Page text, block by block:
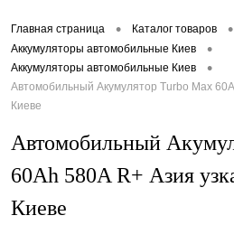
Главная страница • Каталог товаров •
Аккумуляторы автомобильные Киев •
Аккумуляторы автомобильные Киев •
Автомобильный Акумулятор Turbo Max
Киеве
Автомобильный
60Ah 580A R+ Азия
Киеве